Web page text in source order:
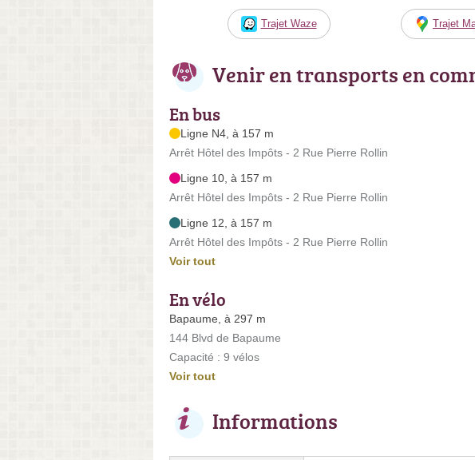
Trajet Waze Trajet
Venir en transports en
En bus
Ligne N4, à 157 m
Arrêt Hôtel des Impôts - 2 Rue Pierre Rollin
Ligne 10, à 157 m
Arrêt Hôtel des Impôts - 2 Rue Pierre Rollin
Ligne 12, à 157 m
Arrêt Hôtel des Impôts - 2 Rue Pierre Rollin
Voir tout
En vélo
Bapaume, à 297 m
144 Blvd de Bapaume
Capacité : 9 vélos
Voir tout
Informations